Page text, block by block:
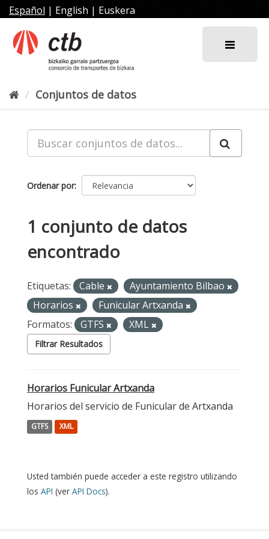
al
contenido
Español | English | Euskera
Conjuntos de datos
Ordenar por
1 conjunto de datos
encontrado
Etiquetas: Cable
Ayuntamiento Bilbao
Horarios
Funicular Artxanda
Formatos:
GTFS XML
Filtrar Resultados
Horarios Funicular Artxanda
Horarios del servicio de Funicular de Artxanda
GTFS XML
Usted también puede acceder a este registro utilizando
los API (ver API Docs).